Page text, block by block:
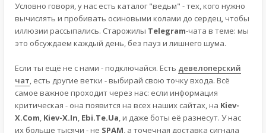
Условно говоря, у нас есть каталог "ведьм" - тех, кого нужно
вычислять и пробивать осиновыми колами до сердец, чтобы
иллюзии рассыпались. Старожилы Telegram-чата в теме: мы
это обсуждаем каждый день, без пауз и лишнего шума.
Если ты ещё не с нами - подключайся. Есть девелоперский
чат, есть другие ветки - выбирай свою точку входа. Всё
самое важное проходит через нас: если информация
критическая - она появится на всех наших сайтах, на Kiev-
X.Com, Kiev-X.In, Ebi.Te.Ua, и даже боты её разнесут. У нас
их больше тысячи - не SPAM, а точечная доставка сигнала